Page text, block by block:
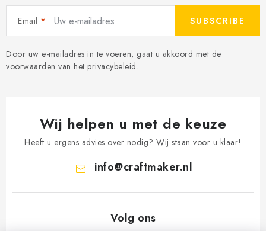
Email
Door uw e-mailadres in te voeren, gaat u akkoord met de
voorwaarden van het privacybeleid.
SUBSCRIBE
Wij helpen u met de keuze
Heeft u ergens advies over nodig? Wij staan voor u klaar!
info@craftmaker.nl